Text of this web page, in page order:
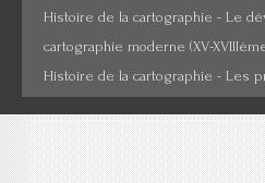
Histoire de la cartographie - Le
cartographie moderne (XV-
Histoire de la cartographie - Les